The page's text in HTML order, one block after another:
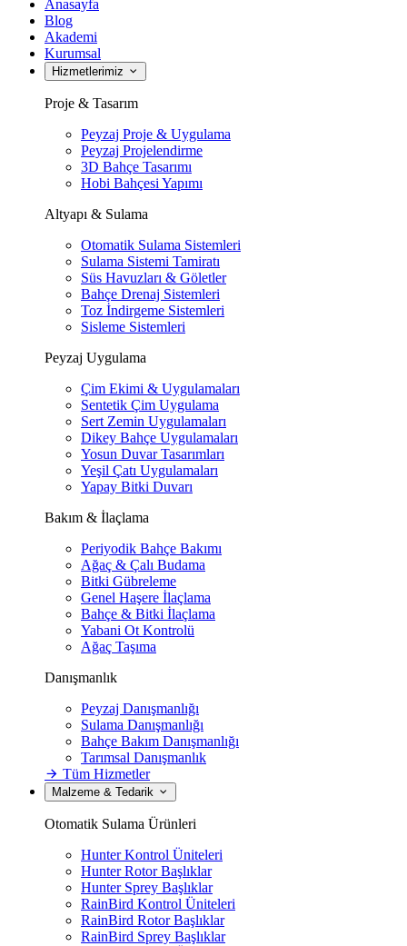
Anasayfa
Blog
Akademi
Kurumsal
Hizmetlerimiz
Proje & Tasarım
Peyzaj Proje & Uygulama
Peyzaj Projelendirme
3D Bahçe Tasarımı
Hobi Bahçesi Yapımı
Altyapı & Sulama
Otomatik Sulama Sistemleri
Sulama Sistemi Tamiratı
Süs Havuzları & Göletler
Bahçe Drenaj Sistemleri
Toz İndirgeme Sistemleri
Sisleme Sistemleri
Peyzaj Uygulama
Çim Ekimi & Uygulamaları
Sentetik Çim Uygulama
Sert Zemin Uygulamaları
Dikey Bahçe Uygulamaları
Yosun Duvar Tasarımları
Yeşil Çatı Uygulamaları
Yapay Bitki Duvarı
Bakım & İlaçlama
Periyodik Bahçe Bakımı
Ağaç & Çalı Budama
Bitki Gübreleme
Genel Haşere İlaçlama
Bahçe & Bitki İlaçlama
Yabani Ot Kontrolü
Ağaç Taşıma
Danışmanlık
Peyzaj Danışmanlığı
Sulama Danışmanlığı
Bahçe Bakım Danışmanlığı
Tarımsal Danışmanlık
Tüm Hizmetler
Malzeme & Tedarik
Otomatik Sulama Ürünleri
Hunter Kontrol Üniteleri
Hunter Rotor Başlıklar
Hunter Sprey Başlıklar
RainBird Kontrol Üniteleri
RainBird Rotor Başlıklar
RainBird Sprey Başlıklar